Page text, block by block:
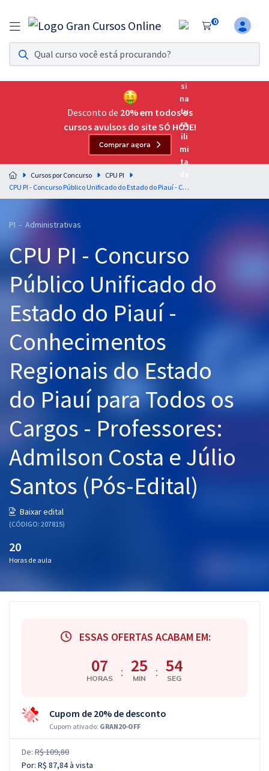
0
Assinatura Ilimitada 11
Acesso a todos os cursos. Teste grátis por 7 dias!
Assinatura OAB Até Passar
Acesso ilimitado a toda preparação para o Exame da
Residências Multiprofissionais
Preparação completa e intensiva para as principais
residências em saúde do Brasil
Cursos 20% OFF
Pós
Graduação
OAB
Mentorias
Questões grátis
Aprovados
Desconto de 20% em todos os
cursos avulsos do site SÓ HOJE!
Comprar agora
Cursos por Concurso
CPU PI
CPU PI - Concurso Público Unificado do Estado do Piauí - Conhecimentos Regionais do Estado do Piauí para Todos os Cargos - Professores: Admilson Costa e Júlio Santos (Pós-Edital)
PI - Administrativas
CPU PI - Concurso
Público Unificado do
Estado do Piauí -
Conhecimentos
Regionais do Estado
do Piauí para Todos os
Cargos - Professores:
Admilson Costa e Júlio
Santos (Pós-Edital)
Baixar edital
(CÓDIGO: 207815)
20
Horas de aula
ESSAS OFERTAS ACABAM EM:
07
HORAS : 25
MIN : 53
SEG
Cupom de 20% de desconto
Cupom ativado: GRAN20-OFF
De: R$ 109,80
Por: R$ 87,84à vista